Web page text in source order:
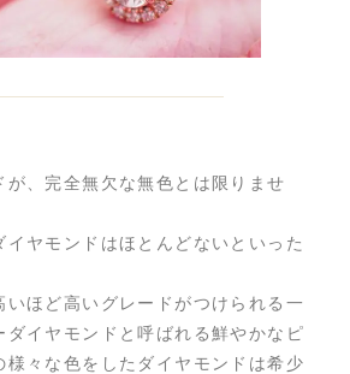
が、完全無欠な無色とは限りませ
ヤモンドはほとんどないといった
いほど高いグレードがつけられる一
ダイヤモンドと呼ばれる鮮やかなピ
様々な色をしたダイヤモンドは希少